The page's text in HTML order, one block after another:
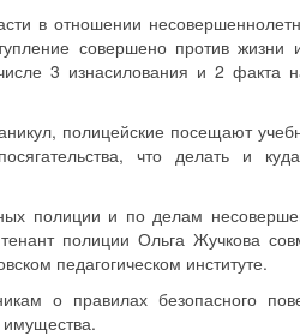
в отношении
совершено против жизни
3 изнасилования и 2 факта
полицейские посещают
что делать и
полиции и по делам
полиции Ольга Жучкова
педагогическом институте.
о правилах безопасного